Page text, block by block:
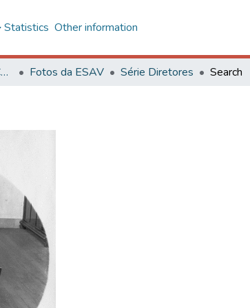
Statistics Other information
Acervo Fotográfico do ACH-UFV Fotos da ESAV Série Diretores Search